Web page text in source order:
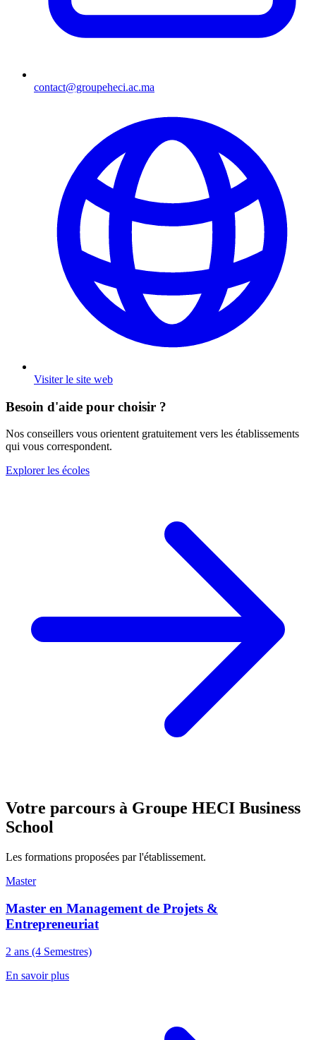
contact@groupeheci.ac.ma
Visiter le site web
Besoin d'aide pour choisir ?
Nos conseillers vous orientent gratuitement vers les établissements
qui vous correspondent.
Explorer les écoles
Votre parcours à Groupe HECI Business
School
Les formations proposées par l'établissement.
Master
Master en Management de Projets &
Entrepreneuriat
2 ans (4 Semestres)
En savoir plus